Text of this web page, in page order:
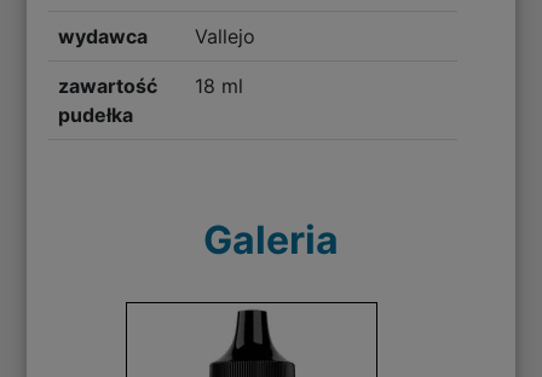
wydawca Vallejo
zawartość
pudełka
18 ml
Galeria